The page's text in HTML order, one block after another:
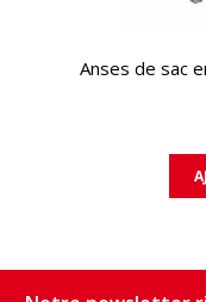
Anses de sac